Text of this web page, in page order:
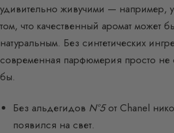
удивительно живучими — например,
том, что качественный аромат может
натуральным. Без синтетических
современная парфюмерия просто не
бы.
Без альдегидов N°5от Chanel
появился на свет.